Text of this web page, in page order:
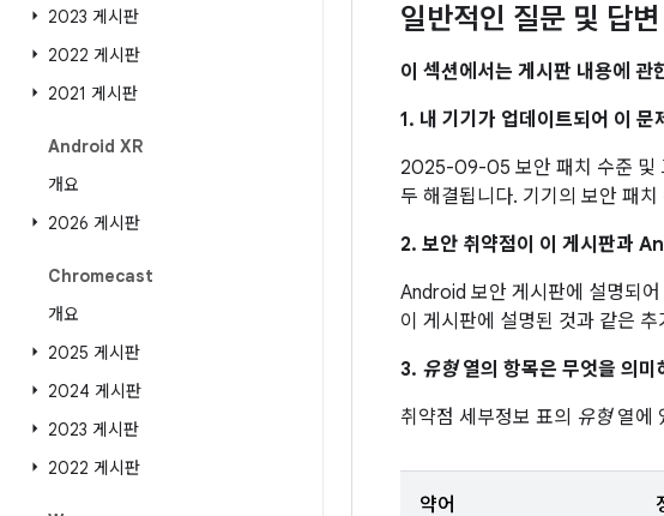
2023 게시판
2022 게시판
2021 게시판
Android XR
개요
2026 게시판
Chromecast
개요
2025 게시판
2024 게시판
2023 게시판
2022 게시판
일반적인 질문 및 답변
이 섹션에서는 게시판 내용에 관
1. 내 기기가 업데이트되어 이
2025-09-05 보안 패치 수준 및
두 해결됩니다. 기기의 보안 패
2. 보안 취약점이 이 게시판과
Android 보안 게시판에 설명되
이 게시판에 설명된 것과 같은
3. 유형열의 항목은 무엇을 의미
취약점 세부정보 표의 유형열에
약어